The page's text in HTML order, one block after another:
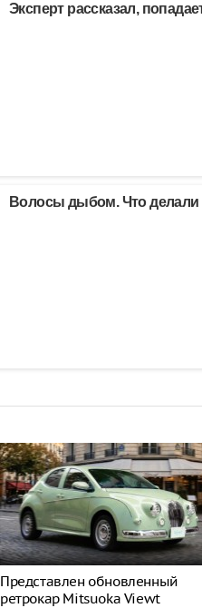
Эксперт рассказал,
Волосы дыбом. Что делали
Представлен обновленный
ретрокар Mitsuoka Viewt